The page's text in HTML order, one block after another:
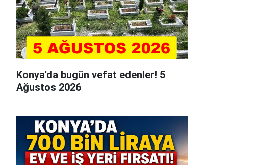
Konya'da bugün vefat edenler! 5
Ağustos 2026